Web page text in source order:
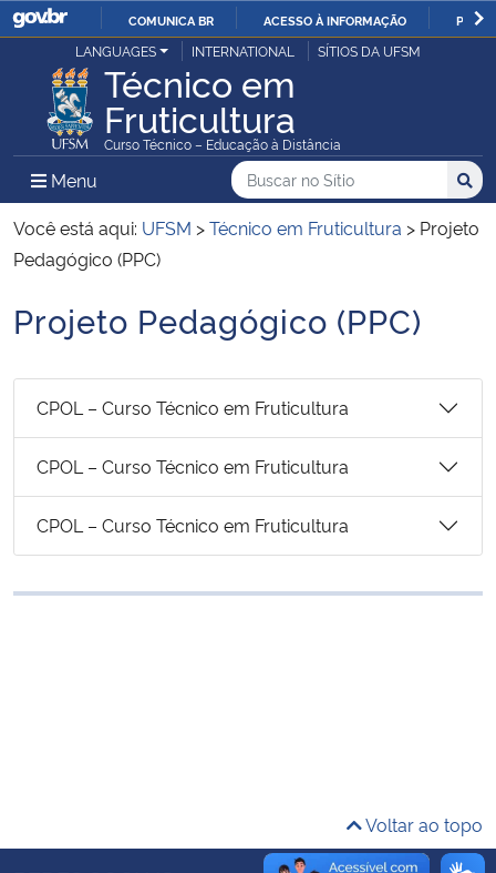
IR
PARA
CONTEÚDO
COMUNICA BR ACESSO À INFORMAÇÃO
Ministério da Justiça e Segurança Pública
Ministério da Defesa
Ministério das Relações Exteriores
Ministério da Infraestrutura
Ministério da Agricultura, Pecuária e Abastecimento
Ministério da Educação
Ministério da Cidadania
LANGUAGES INTERNATIONAL SÍTIOS DA UFSM
Técnico em
Fruticultura
Curso Técnico – Educação à Distância
Menu Menu Principal do Sítio
Busca
Buscar no no Sítio
Busca:
Você está aqui: UFSM >Técnico em Fruticultura > Projeto
Pedagógico (PPC)
Início do conteúdo
Projeto Pedagógico (PPC)
CPOL – Curso Técnico em Fruticultura
CPOL – Curso Técnico em Fruticultura
CPOL – Curso Técnico em Fruticultura
Voltar ao topo